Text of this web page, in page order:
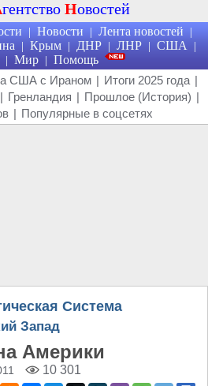
гентство Новостей
| Новости | Лента новостей |
| Крым | ДНР | ЛНР | США |
| Мир | Помощь
США с Ираном | Итоги 2025 года |
| Гренландия | Прошлое (История) |
| Популярные в соцсетях
Система
Запад
Америки
10 301